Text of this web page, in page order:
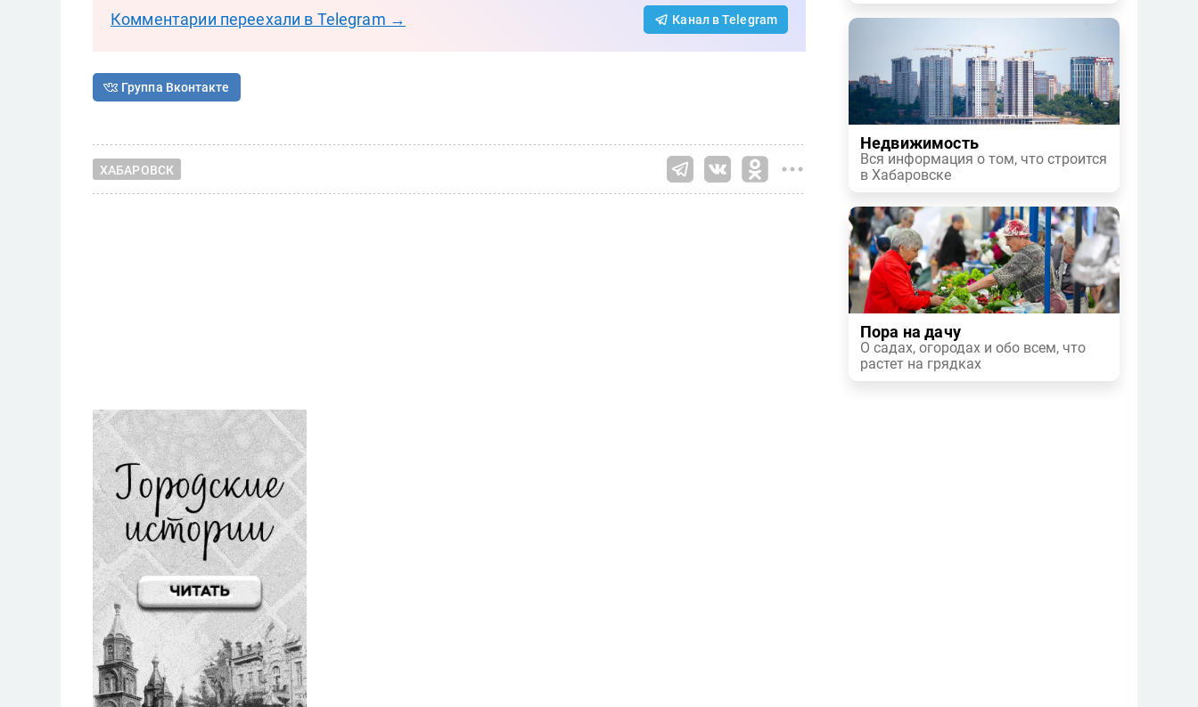
Комментарии переехали в Telegram → Канал в Telegram
Группа Вконтакте
ХАБАРОВСК
Недвижимость
Вся информация о том, что строится
в Хабаровске
Пора на дачу
О садах, огородах и обо всем, что
растет на грядках